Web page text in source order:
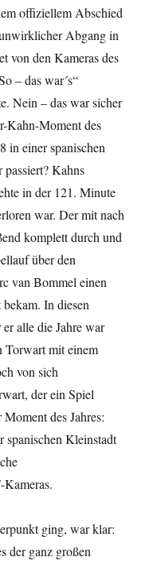
offiziellem Abschied
Abgang in
von den Kameras des
– das war´s“
Nein – das war sicher
Kahn-Moment des
in einer spanischen
Kahns
in der 121. Minute
war. Der mit nach
komplett durch und
über den
van Bommel einen
In diesen
alle die Jahre war
Torwart mit einem
von sich
der ein Spiel
des Jahres:
Kleinstadt
ging, war klar:
der ganz großen